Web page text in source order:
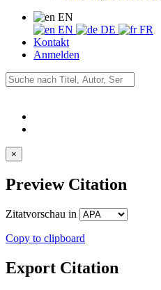
EN
EN
DE
FR
Kontakt
Anmelden
Export Citation